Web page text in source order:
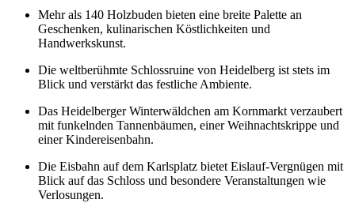
Mehr als 140 Holzbuden bieten eine breite Palette an
Geschenken, kulinarischen Köstlichkeiten und
Handwerkskunst.
Die weltberühmte Schlossruine von Heidelberg ist stets im
Blick und verstärkt das festliche Ambiente.
Das Heidelberger Winterwäldchen am Kornmarkt verzaubert
mit funkelnden Tannenbäumen, einer Weihnachtskrippe und
einer Kindereisenbahn.
Die Eisbahn auf dem Karlsplatz bietet Eislauf-Vergnügen mit
Blick auf das Schloss und besondere Veranstaltungen wie
Verlosungen.